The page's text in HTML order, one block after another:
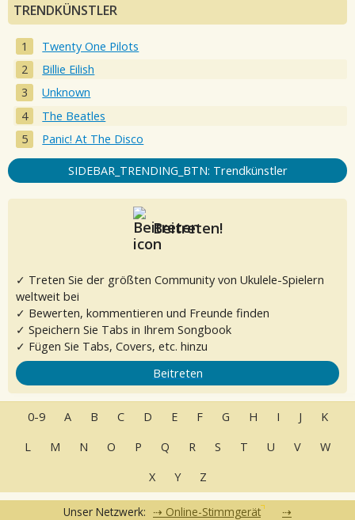
TRENDKÜNSTLER
Twenty One Pilots
Billie Eilish
Unknown
The Beatles
Panic! At The Disco
SIDEBAR_TRENDING_BTN: Trendkünstler
Beitreten!
✓ Treten Sie der größten Community von Ukulele-Spielern
weltweit bei
✓ Bewerten, kommentieren und Freunde finden
✓ Speichern Sie Tabs in Ihrem Songbook
✓ Fügen Sie Tabs, Covers, etc. hinzu
Beitreten
0-9 A B C D E F G H I J
K
L
M N O P Q R S T U V
W
X
Y Z
Unser Netzwerk: Online-Stimmgerät